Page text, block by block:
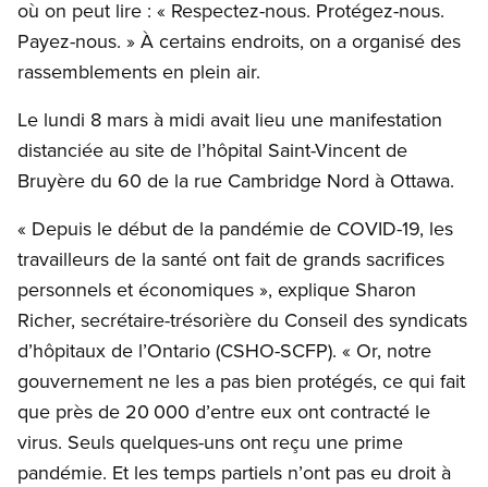
où on peut lire : « Respectez-nous. Protégez-nous.
Payez-nous. » À certains endroits, on a organisé des
rassemblements en plein air.
Le lundi 8 mars à midi avait lieu une manifestation
distanciée au site de l’hôpital Saint-Vincent de
Bruyère du 60 de la rue Cambridge Nord à Ottawa.
« Depuis le début de la pandémie de COVID-19, les
travailleurs de la santé ont fait de grands sacrifices
personnels et économiques », explique Sharon
Richer, secrétaire-trésorière du Conseil des syndicats
d’hôpitaux de l’Ontario (CSHO-SCFP). « Or, notre
gouvernement ne les a pas bien protégés, ce qui fait
que près de 20 000 d’entre eux ont contracté le
virus. Seuls quelques-uns ont reçu une prime
pandémie. Et les temps partiels n’ont pas eu droit à